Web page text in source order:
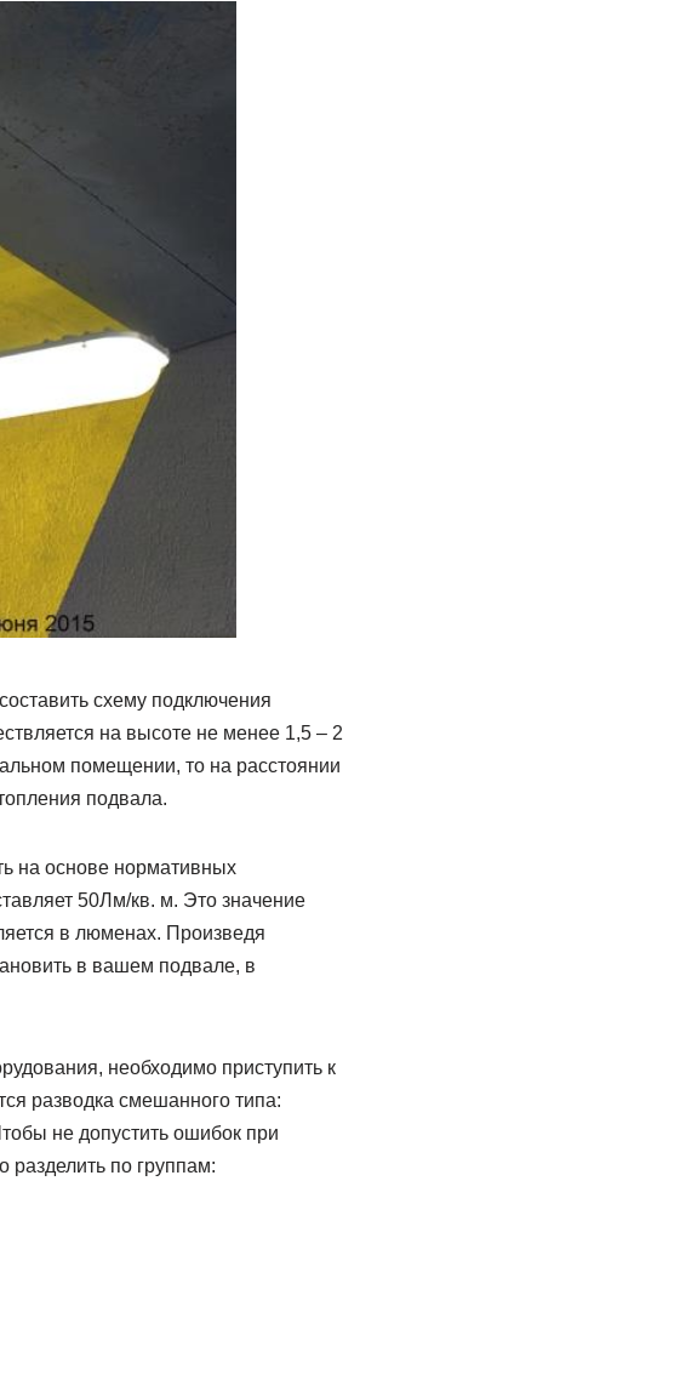
схему подключения
на высоте не менее 1,5 – 2
помещении, то на расстоянии
подвала.
на основе нормативных
50Лм/кв. м. Это значение
в люменах. Произведя
в вашем подвале, в
необходимо приступить к
разводка смешанного типа:
не допустить ошибок при
по группам: